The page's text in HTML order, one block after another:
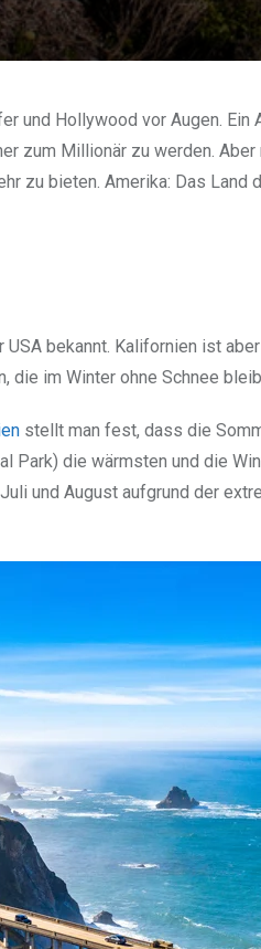
und Hollywood vor Augen. Ein
zum Millionär zu werden.
zu bieten. Amerika: Das
bekannt. Kalifornien ist
die im Winter ohne Schnee
stellt man fest, dass die
Park) die wärmsten und die
und August aufgrund der